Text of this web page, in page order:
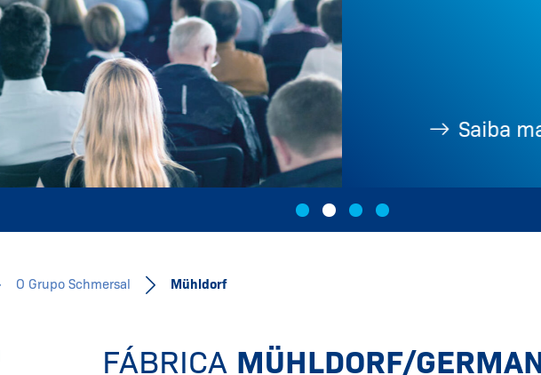
Saiba mais
O Grupo Schmersal Mühldorf
FÁBRICA MÜHLDORF/